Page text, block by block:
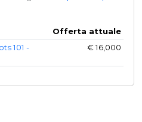
Offerta attuale
101 -
€16,000